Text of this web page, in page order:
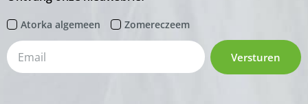
Atorka algemeen Zomereczeem
Versturen